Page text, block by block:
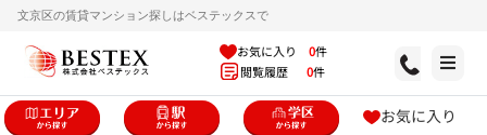
文京区の賃貸マンション探しはベステックスで
お気に入り 0件
閲覧履歴 0件
お気に入り